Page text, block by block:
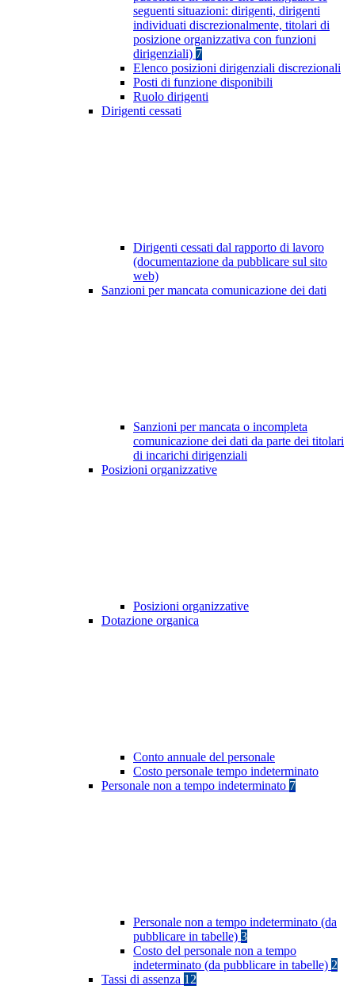
seguenti situazioni: dirigenti, dirigenti
individuati discrezionalmente, titolari di
posizione organizzativa con funzioni
dirigenziali) 7
Elenco posizioni dirigenziali discrezionali
Posti di funzione disponibili
Ruolo dirigenti
Dirigenti cessati
Dirigenti cessati dal rapporto di lavoro
(documentazione da pubblicare sul sito
web)
Sanzioni per mancata comunicazione dei dati
Sanzioni per mancata o incompleta
comunicazione dei dati da parte dei titolari
di incarichi dirigenziali
Posizioni organizzative
Posizioni organizzative
Dotazione organica
Conto annuale del personale
Costo personale tempo indeterminato
Personale non a tempo indeterminato 7
Personale non a tempo indeterminato (da
pubblicare in tabelle) 3
Costo del personale non a tempo
indeterminato (da pubblicare in tabelle) 2
Tassi di assenza 12